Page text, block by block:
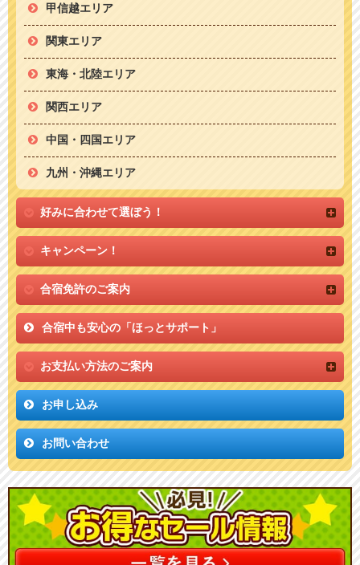
甲信越エリア
関東エリア
東海・北陸エリア
関西エリア
中国・四国エリア
九州・沖縄エリア
好みに合わせて選ぼう！
キャンペーン！
合宿免許のご案内
合宿中も安心の「ほっとサポート」
お支払い方法のご案内
お申し込み
お問い合わせ